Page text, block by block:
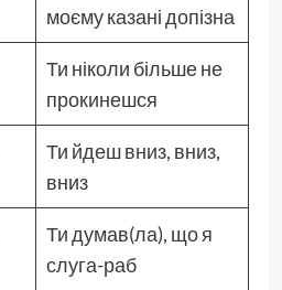
моєму казані допізна
Ти ніколи більше не
прокинешся
Ти йдеш вниз, вниз,
вниз
Ти думав(ла), що я
слуга-раб